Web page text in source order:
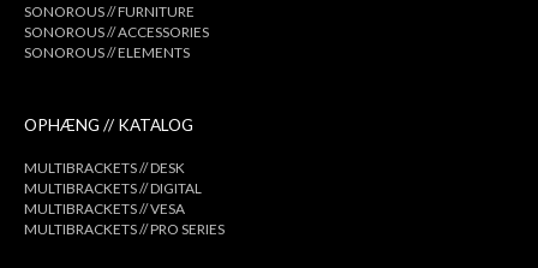
SONOROUS // FURNITURE
SONOROUS // ACCESSORIES
SONOROUS // ELEMENTS
OPHÆNG // KATALOG
MULTIBRACKETS // DESK
MULTIBRACKETS // DIGITAL
MULTIBRACKETS // VESA
MULTIBRACKETS // PRO SERIES